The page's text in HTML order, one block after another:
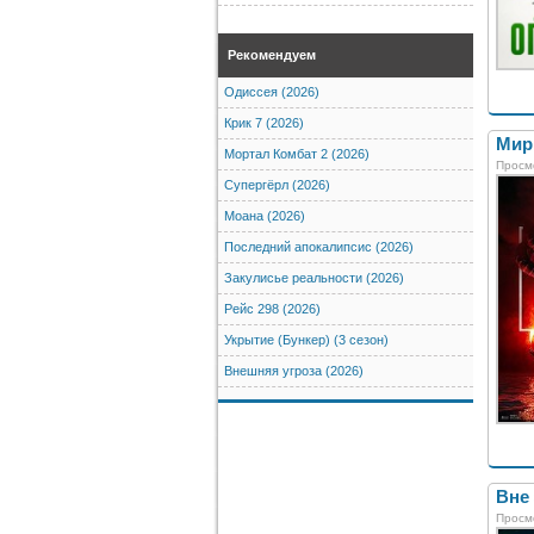
Вне
Рекомендуем
Одиссея (2026)
Крик 7 (2026)
Мортал Комбат 2 (2026)
Супергёрл (2026)
Моана (2026)
Последний апокалипсис (2026)
Закулисье реальности (2026)
Рейс 298 (2026)
Укрытие (Бункер) (3 сезон)
Внешняя угроза (2026)